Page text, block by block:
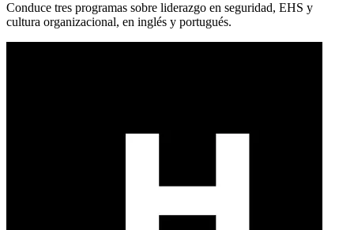
Conduce tres programas sobre liderazgo en seguridad, EHS y
cultura organizacional, en inglés y portugués.